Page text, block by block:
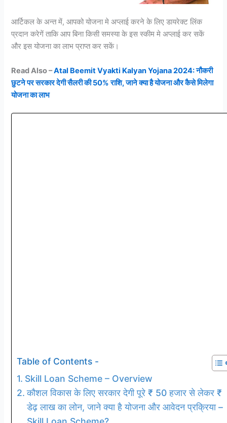
आर्टिकल के अन्त में, आपको योजना मे अप्लाई करने के लिए डायरेक्ट लिंक
प्रदान करेगें ताकि आप बिना किसी समस्या के इस स्कीम मे अप्लाई कर सकें
और इस योजना का लाभ प्राप्त कर सकें।
Read Also –Atal Beemit Vyakti Kalyan Yojana 2024: नौकरी
छुटने पर सरकार देगी सैलरी की 50% राशि, जाने क्या है योजना और कैसे मिलेगा
योजना का लाभ
Table of Contents -
Skill Loan Scheme – Overview
कौशल विकास के लिए सरकार देगी पूरे ₹ 50 हजार से लेकर ₹
डेढ़ लाख का लोन, जाने क्या है योजना और आवेदन प्रक्रिया –